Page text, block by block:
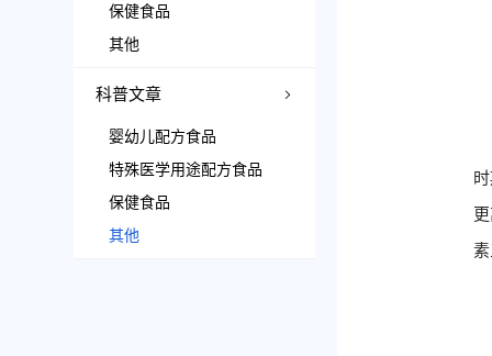
保健食品
其他
科普文章
婴幼儿配方食品
特殊医学用途配方食品
保健食品
其他